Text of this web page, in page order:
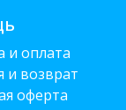
и оплата
и возврат
оферта